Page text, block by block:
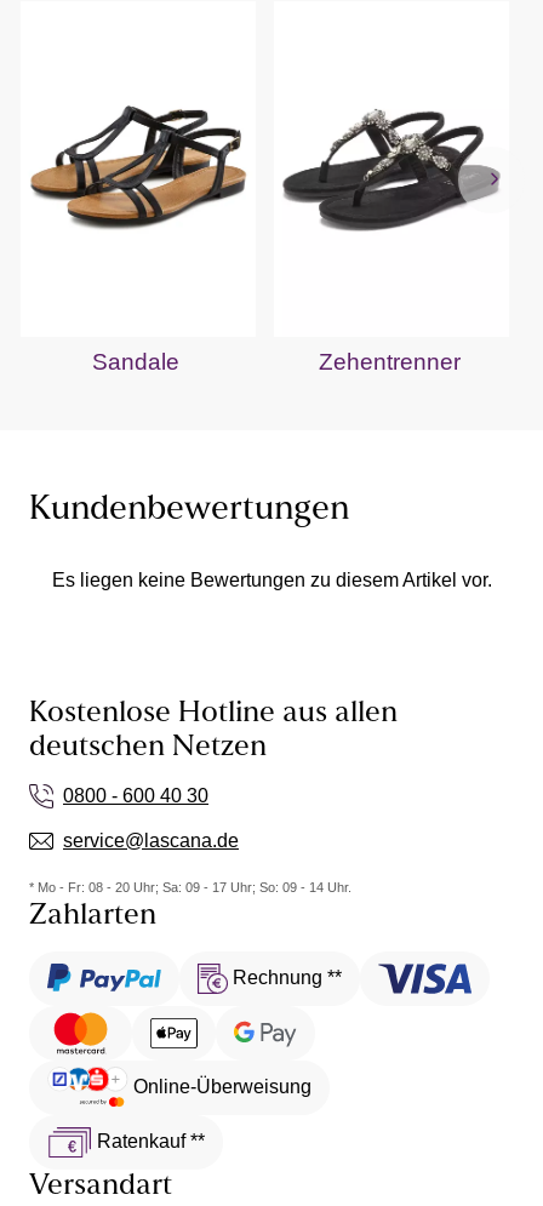
Sandale Zehentrenner
Kundenbewertungen
Es liegen keine Bewertungen zu diesem Artikel vor.
Kostenlose Hotline aus allen
deutschen Netzen
0800 - 600 40 30
service@lascana.de
* Mo - Fr: 08 - 20 Uhr; Sa: 09 - 17 Uhr; So: 09 - 14 Uhr.
Zahlarten
Rechnung **
Online-Überweisung
Ratenkauf **
Versandart